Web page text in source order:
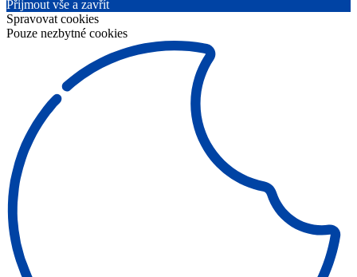
Přijmout vše a zavřít
Spravovat cookies
Pouze nezbytné cookies